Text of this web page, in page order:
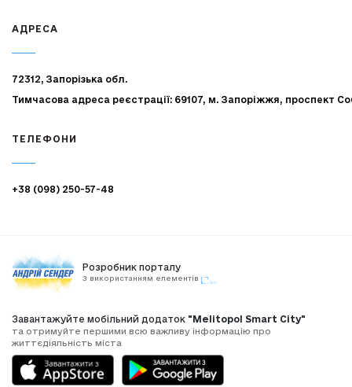
АДРЕСА
72312, Запорізька обл.
Тимчасова адреса реєстрації: 69107, м. Запоріжжя, проспект
ТЕЛЕФОНИ
+38 (098) 250-57-48
Розробник порталу
З використанням елементів
Завантажуйте мобільний додаток "Melitopol Smart City"
та отримуйте першими всю важливу інформацію про
життєдіяльність міста